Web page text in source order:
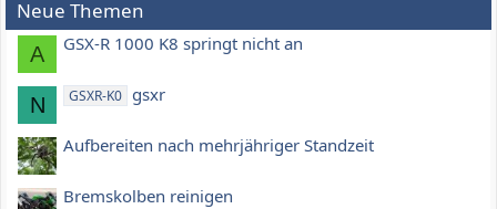
Neue Themen
A GSX-R 1000 K8 springt nicht an
N GSXR-K0 gsxr
Aufbereiten nach mehrjähriger Standzeit
Bremskolben reinigen